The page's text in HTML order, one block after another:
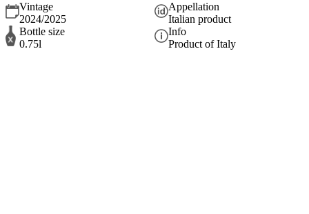
Vintage
2024/2025
Appellation
Italian product
Bottle size
0.75l
Info
Product of Italy